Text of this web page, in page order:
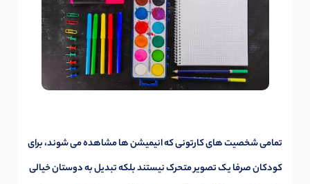
تمامی شخصیت های کارتونی که انیمیشن ها مشاهده می شوند، برای
کودکان صرفا یک تصویر متحرک نیستند بلکه تبدیل به دوستان خیالی